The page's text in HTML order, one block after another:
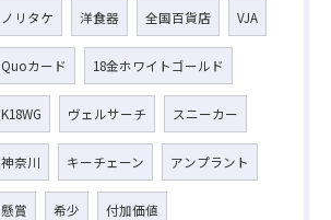
ノリタケ 洋食器 全国百貨店 VJA
Quoカード 18金ホワイトゴールド
K18WG ヴェルサーチ スニーカー
神奈川 キーチェーン アンプラント
懸賞 希少 付加価値